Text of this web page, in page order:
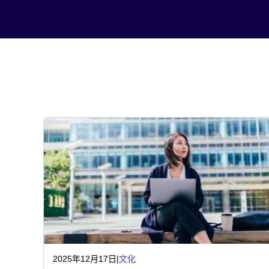
2025年12月17日 |文化